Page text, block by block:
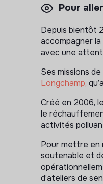
Pour
Depuis bientôt
accompagner
avec une
Ses missions
Longchamp,
Créé en 2006,
le
activités
Pour mettre en
soutenable et
d’ateliers de